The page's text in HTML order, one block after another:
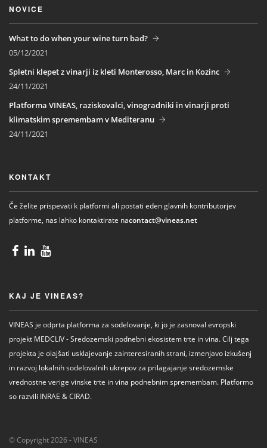
NOVICE
What to do when your wine turn bad?
05/12/2021
Spletni klepet z vinarji iz kleti Monterosso, Marc in Kozinc
24/11/2021
Platforma VINEAS, raziskovalci, vinogradniki in vinarji proti
klimatskim spremembam v Mediteranu
24/11/2021
KONTAKT
Če želite prispevati k platformi ali postati eden glavnih kontributorjev
platforme, nas lahko kontaktirate nacontact@vineas.net
KAJ JE VINEAS?
VINEAS je odprta platforma za sodelovanje, ki jo je zasnoval evropski
projekt MEDCLIV - Sredozemski podnebni ekosistem trte in vina. Cilj tega
projekta je olajšati usklajevanje zainteresiranih strani, izmenjavo izkušenj
in razvoj lokalnih sodelovalnih ukrepov za prilagajanje sredozemske
vrednostne verige vinske trte in vina podnebnim spremembam. Platformo
so razvili INRAE ​​& CIRAD.
© Copyright 2026 - VINEAS